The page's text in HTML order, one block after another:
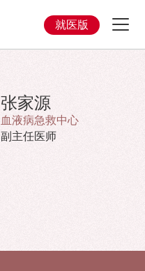
就医版
张家源
血液病急救中心
副主任医师